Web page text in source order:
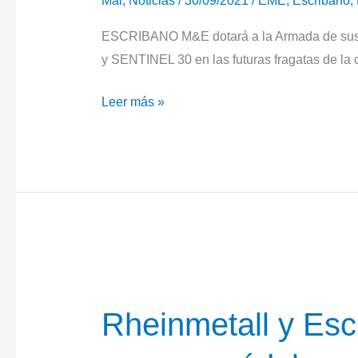
ESCRIBANO M&E dotará a la Armada de
y SENTINEL 30 en las futuras fragatas de la
ESCRIBANO
Navantia
fragatas
Leer más »
Rheinmetall y